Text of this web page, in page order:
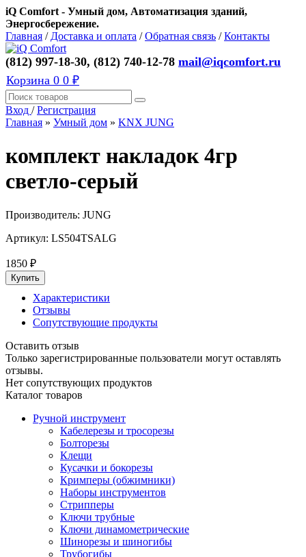
iQ Comfort - Умный дом, Автоматизация зданий,
Энергосбережение.
Главная / Доставка и оплата /Обратная связь /Контакты
(812) 997-18-30, (812) 740-12-78 mail@iqcomfort.ru
Корзина 0 0 ₽
Вход /Регистрация
Главная » Умный дом » KNX JUNG
комплект накладок 4гр
светло-серый
Производитель: JUNG
Артикул: LS504TSALG
1850 ₽
Характеристики
Отзывы
Сопутствующие продукты
Оставить отзыв
Только зарегистрированные пользователи могут оставлять
отзывы.
Нет сопутствующих продуктов
Каталог товаров
Ручной инструмент
Кабелерезы и тросорезы
Болторезы
Клещи
Кусачки и бокорезы
Кримперы (обжимники)
Наборы инструментов
Стрипперы
Ключи трубные
Ключи динамометрические
Шинорезы и шиногибы
Трубогибы